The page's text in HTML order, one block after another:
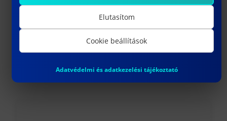
Elutasítom
Cookie beállítások
Adatvédelmi és adatkezelési tájékoztató